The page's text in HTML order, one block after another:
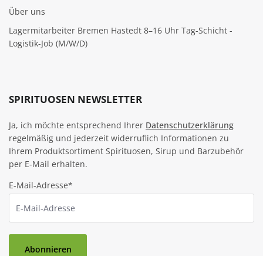
Über uns
Lagermitarbeiter Bremen Hastedt 8–16 Uhr Tag-Schicht -
Logistik-Job (M/W/D)
SPIRITUOSEN NEWSLETTER
Ja, ich möchte entsprechend Ihrer Datenschutzerklärung
regelmäßig und jederzeit widerruflich Informationen zu
Ihrem Produktsortiment Spirituosen, Sirup und Barzubehör
per E-Mail erhalten.
E-Mail-Adresse*
Abonnieren